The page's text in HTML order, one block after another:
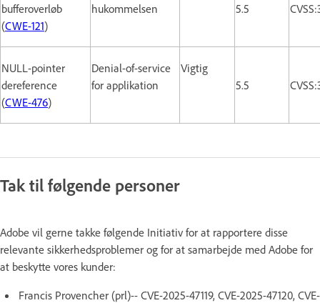
bufferoverløb
(CWE-121)
hukommelsen
5.5
NULL-pointer
dereference
(CWE-476)
Denial-of-service
for applikation
Vigtig
5.5
Tak til følgende personer
Adobe vil gerne takke følgende Initiativ for at rapportere disse
relevante sikkerhedsproblemer og for at samarbejde med Adobe for
at beskytte vores kunder:
Francis Provencher (prl)-- CVE-2025-47119, CVE-2025-47120, CVE-